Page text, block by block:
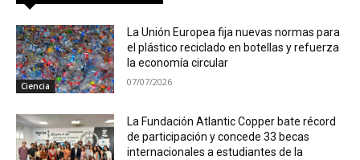
Ciencia
La Unión Europea fija nuevas normas para
el plástico reciclado en botellas y refuerza
la economía circular
07/07/2026
La Fundación Atlantic Copper bate récord
de participación y concede 33 becas
internacionales a estudiantes de la